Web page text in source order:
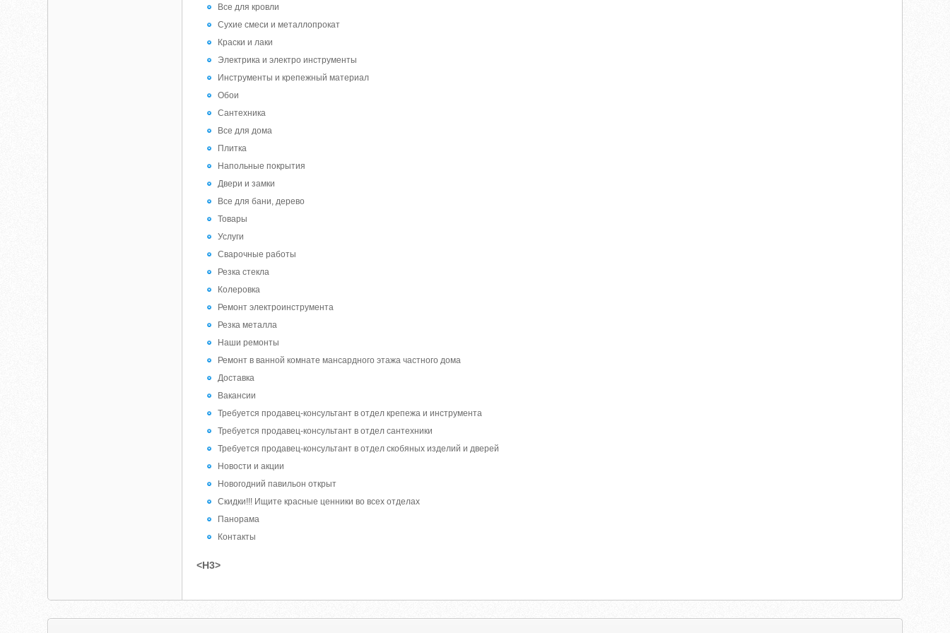
Все для кровли
Сухие смеси и металлопрокат
Краски и лаки
Электрика и электро инструменты
Инструменты и крепежный материал
Обои
Сантехника
Все для дома
Плитка
Напольные покрытия
Двери и замки
Все для бани, дерево
Товары
Услуги
Сварочные работы
Резка стекла
Колеровка
Ремонт электроинструмента
Резка металла
Наши ремонты
Ремонт в ванной комнате мансардного этажа частного дома
Доставка
Вакансии
Требуется продавец-консультант в отдел крепежа и инструмента
Требуется продавец-консультант в отдел сантехники
Требуется продавец-консультант в отдел скобяных изделий и дверей
Новости и акции
Новогодний павильон открыт
Скидки!!! Ищите красные ценники во всех отделах
Панорама
Контакты
<H3>